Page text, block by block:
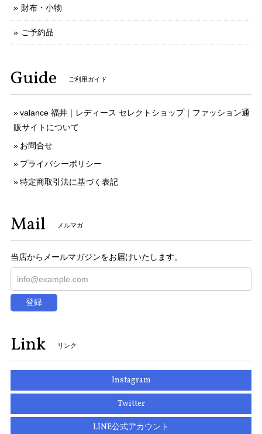
財布・小物
ご予約品
Guide ご利用ガイド
valance 福井｜レディース セレクトショップ｜ファッション通
販サイトについて
お問合せ
プライバシーポリシー
特定商取引法に基づく表記
Mail メルマガ
当店からメールマガジンをお届けいたします。
登録
Link リンク
Instagram
Twitter
LINE公式アカウント